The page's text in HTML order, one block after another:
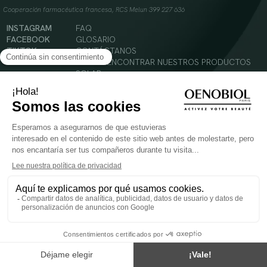
Cooperación farmacéutica francesa, RCS Melun 399 227 636
INSTAGRAM
FACEBOOK
TIKTOK
YOUTUBE
FAQ
GLOSARIO
CONTÁCTANOS
DÓNDE ENCONTRAR NUESTROS PRODUCTOS
SOLAR
Condiciones Generales de Uso
Menciones legales
PARA VUESTRA SALUD COMER AL MENOS 5 PIEZAS DE FRUTA Y LEGUMBRES AL DIA.
Los complementos alimenticios tienen que ser utilizados en el cuadro de un modo de vida
sano y no ser utilizados como sustitutos de un cuadro de vida sano y equilibrado. Solo